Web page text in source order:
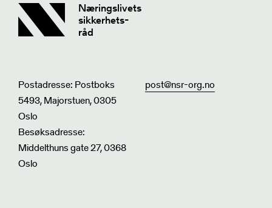
Næringslivets
sikkerhets-
råd
Postadresse: Postboks
5493, Majorstuen, 0305
Oslo
Besøksadresse:
Middelthuns gate 27, 0368
Oslo
post@nsr-org.no